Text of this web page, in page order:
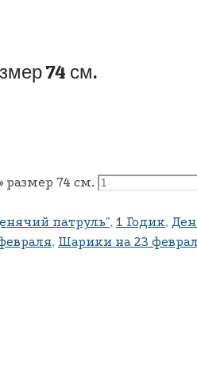
74 см.
размер 74 см.
патруль", 1 Годик,
, Шарики на 23